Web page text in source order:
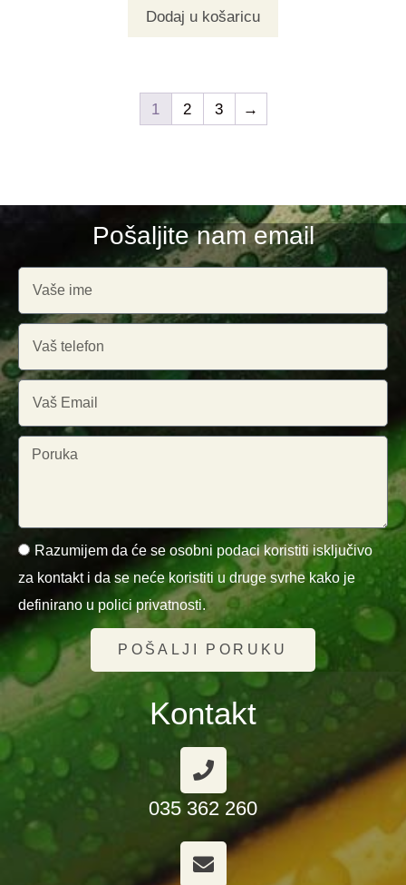
Dodaj u košaricu
1 2 3 →
Pošaljite nam email
Razumijem da će se osobni podaci koristiti isključivo
za kontakt i da se neće koristiti u druge svrhe kako je
definirano u polici privatnosti.
POŠALJI PORUKU
Kontakt
035 362 260